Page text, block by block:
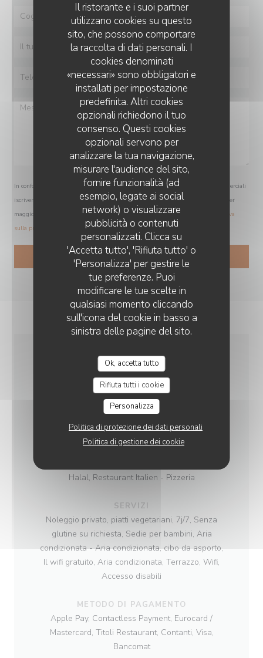
Il ristorante e i suoi partner
utilizzano cookies su questo
sito, che possono comportare
la raccolta di dati personali. I
cookies denominati
«necessari» sono obbligatori e
installati per impostazione
predefinita. Altri cookies
opzionali richiedono il tuo
consenso. Questi cookies
opzionali servono per
analizzare la tua navigazione,
misurare l'audience del sito,
fornire funzionalità (ad
esempio, legate ai social
network) o visualizzare
pubblicità o contenuti
personalizzati. Clicca su
'Accetta tutto', 'Rifiuta tutto' o
'Personalizza' per gestire le
tue preferenze. Puoi
modificare le tue scelte in
qualsiasi momento cliccando
sull'icona del cookie in basso a
sinistra delle pagine del sito.
Ok, accetta tutto
Rifiuta tutti i cookie
Personalizza
Politica di protezione dei dati personali
Politica di gestione dei cookie
In conformità al Codice del Consumo, hai il diritto di opporti alle chiamate commerciali
iscrivendoti al Registro Pubblico delle Opposizioni:registrodelleopposizioni.it
. Per
maggiori informazioni sul trattamento dei tuoi dati, consulta la nostra
informativa
sulla privacy
INFORMAZIONI
PRATICHE
CUCINA
Restaurant Italien - Pizzeria, Italiana
Halal, Restaurant Italien - Pizzeria
SERVIZI
Noleggio privato, piatti vegetariani, 7j/7, Senza
glutine su richiesta, Sedie per bambini, Aria
condizionata - Aria condizionata, cibo da asporto,
Il wifi gratuito, Aria condizionata, Terrazzo, Wifi,
Accesso disabili
METODO DI PAGAMENTO
Apple Pay, Contactless Payment, Eurocard /
Mastercard, Titoli Restaurant, Contanti, Visa,
Bancomat